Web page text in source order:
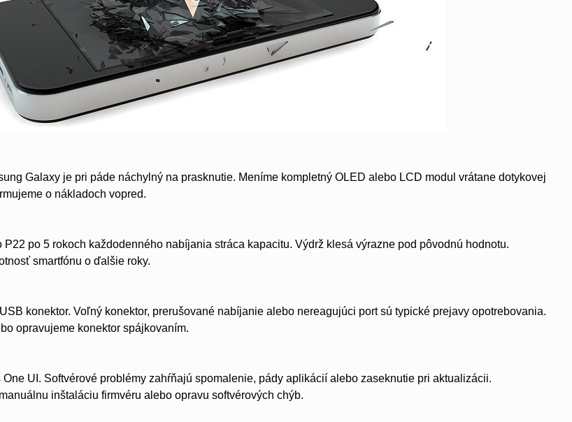
Galaxy je pri páde náchylný na prasknutie. Meníme kompletný OLED alebo LCD modul vrátane dotykovej
o nákladoch vopred.
P22 po 5 rokoch každodenného nabíjania stráca kapacitu. Výdrž klesá výrazne pod pôvodnú hodnotu.
smartfónu o ďalšie roky.
konektor. Voľný konektor, prerušované nabíjanie alebo nereagujúci port sú typické prejavy opotrebovania.
opravujeme konektor spájkovaním.
One UI. Softvérové problémy zahŕňajú spomalenie, pády aplikácií alebo zaseknutie pri aktualizácii.
inštaláciu firmvéru alebo opravu softvérových chýb.